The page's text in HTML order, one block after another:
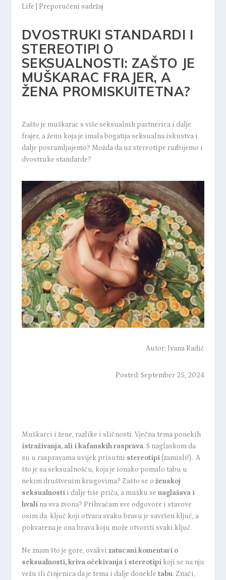
Life Preporučeni sadržaj
DVOSTRUKI STANDARDI I
STEREOTIPI O
SEKSUALNOSTI: ZAŠTO JE
MUŠKARAC FRAJER, A
ŽENA PROMISKUITETNA?
Zašto je muškarac s više seksualnih partnerica i dalje
frajer, a ženu koja je imala bogatija seksualna iskustva i
dalje posramljujemo? Možda da uz stereotipe razbijemo i
dvostruke standarde?
Autor: Ivana Radić
Posted: September 25, 2024
Muškarci i žene, razlike i sličnosti. Vječna tema ponekih
istraživanja, ali i kafanskih rasprava. S naglaskom da
su u raspravama uvijek prisutni stereotipi(zamisli!). A
što je sa seksualnošću, koja je ionako pomalo tabu u
nekim društvenim krugovima? Zašto se o ženskoj
seksualnostii dalje tiše priča, a mušku se naglašava i
hvalina sva zvona? Prihvaćam sve odgovore i stavove
osim da ključ koji otvara svaku bravu je savršen ključ, a
pokvarena je ona brava koju može otvoriti svaki ključ.
Ne znam što je gore, ovakvi zatucani komentari o
seksualnosti, kriva očekivanja i stereotipikoji se na nju
vežu ili činjenica da je tema i dalje donekle tabu. Znači,